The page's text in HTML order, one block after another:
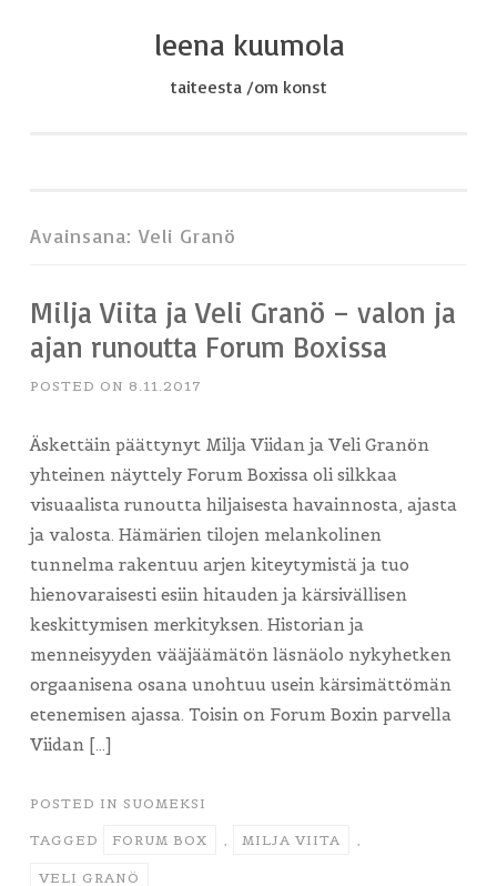
leena kuumola
taiteesta /om konst
Avainsana: Veli Granö
Milja Viita ja Veli Granö – valon ja
ajan runoutta Forum Boxissa
POSTED ON 8.11.2017
Äskettäin päättynyt Milja Viidan ja Veli Granön
yhteinen näyttely Forum Boxissa oli silkkaa
visuaalista runoutta hiljaisesta havainnosta, ajasta
ja valosta. Hämärien tilojen melankolinen
tunnelma rakentuu arjen kiteytymistä ja tuo
hienovaraisesti esiin hitauden ja kärsivällisen
keskittymisen merkityksen. Historian ja
menneisyyden vääjäämätön läsnäolo nykyhetken
orgaanisena osana unohtuu usein kärsimättömän
etenemisen ajassa. Toisin on Forum Boxin parvella
Viidan […]
POSTED IN SUOMEKSI
TAGGED FORUM BOX , MILJA VIITA ,
VELI GRANÖ